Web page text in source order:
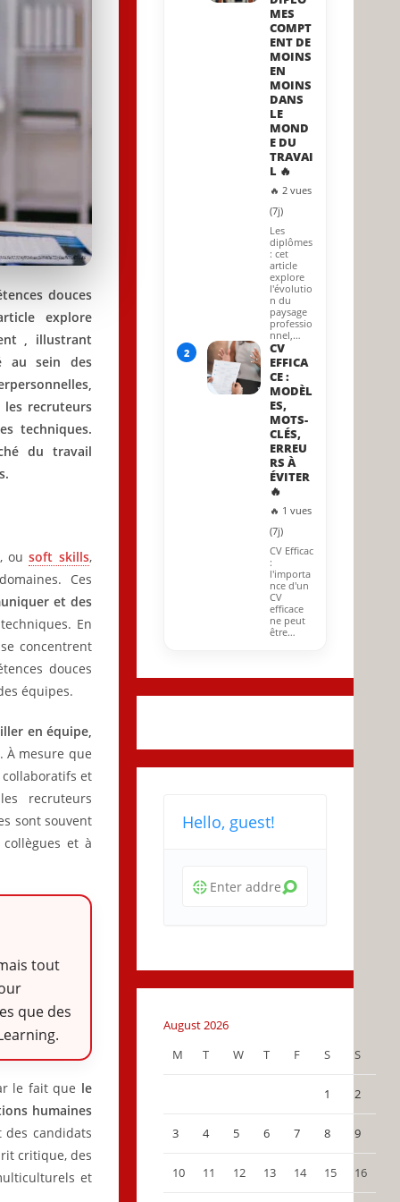
douces
explore
, illustrant
au sein des
recruteurs
techniques.
du travail
ousoft skills,
Ces
et des
En
concentrent
douces
équipes.
en équipe,
. À mesure que
et
recruteurs
sont souvent
et à
tout
que des
le fait que le
humaines
des candidats
critique, des
et
MES
COMPT
ENT DE
MOINS
EN
MOINS
DANS
LE
MOND
E DU
TRAVAI
L 🔥
🔥 2 vues
(7j)
Les
diplômes
: cet
article
explore
l'évolutio
n du
paysage
professio
nnel,…
2
CV
EFFICA
CE :
MODÈL
ES,
MOTS-
CLÉS,
ERREU
RS À
ÉVITER
🔥
🔥 1 vues
(7j)
CV Efficac
:
l'importa
nce d'un
CV
efficace
ne peut
être…
Hello, guest!
August 2026
M
T W T F S S
1 2
3 4 5 6 7 8 9
10 11 12 13 14 15 16